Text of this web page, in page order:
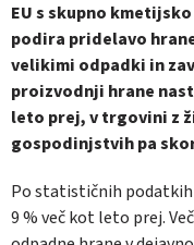
EU s skupno
podira pridelavo
velikimi odpadki in
proizvodnji hrane
leto prej, v trgovini z
gospodinjstvih pa
Po statističnih podatkih
9 % več kot leto prej.